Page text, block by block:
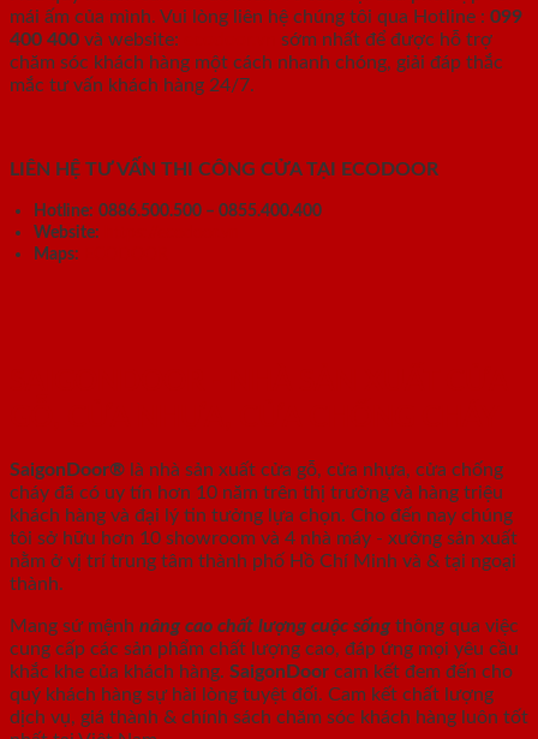
mái ấm của mình. Vui lòng liên hệ chúng tôi qua Hotline : 099
400 400 và website:
sớm nhất để được hỗ trợ
chăm sóc khách hàng một cách nhanh chóng, giải đáp thắc
mắc tư vấn khách hàng 24/7.
LIÊN HỆ TƯ VẤN THI CÔNG CỬA TẠI ECODOOR
Hotline: 0886.500.500 – 0855.400.400
Website:
Maps:
SaigonDoor® là nhà sản xuất cửa gỗ, cửa nhựa, cửa chống
cháy đã có uy tín hơn 10 năm trên thị trường và hàng triệu
khách hàng và đại lý tin tưởng lựa chọn. Cho đến nay chúng
tôi sở hữu hơn 10 showroom và 4 nhà máy - xưởng sản xuất
nằm ở vị trí trung tâm thành phố Hồ Chí Minh và & tại ngoại
thành.
Mang sứ mệnh nâng cao chất lượng cuộc sống thông qua việc
cung cấp các sản phẩm chất lượng cao, đáp ứng mọi yêu cầu
khắc khe của khách hàng. SaigonDoor cam kết đem đến cho
quý khách hàng sự hài lòng tuyệt đối. Cam kết chất lượng
dịch vụ, giá thành & chính sách chăm sóc khách hàng luôn tốt